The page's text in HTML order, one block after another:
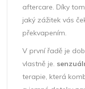
aftercare. Díky
jaký zážitek vás
překvapením.
V první řadě je
vlastně je.
terapie, která